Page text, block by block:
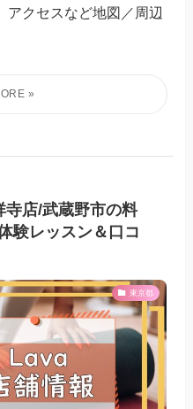
アクセスなど地図／周辺
寺店/武蔵野市の料
験レッスン＆口コ
東京都